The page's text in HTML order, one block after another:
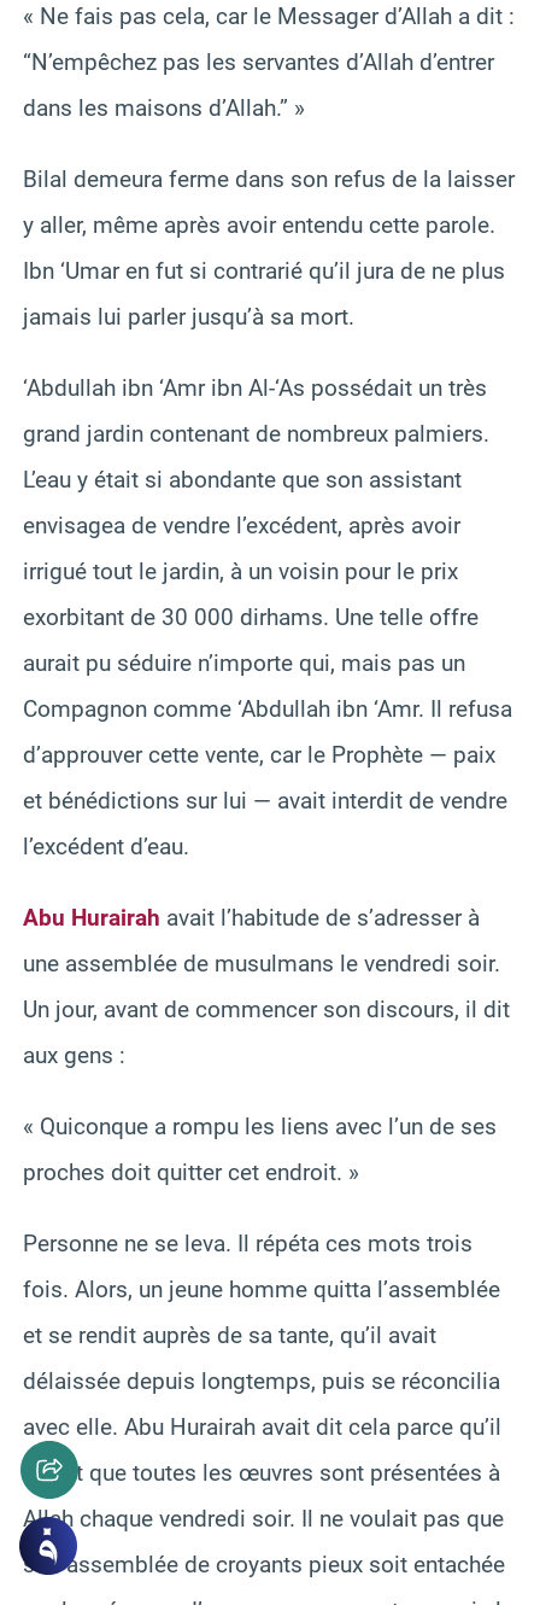
« Ne fais pas cela, car le Messager d’Allah a dit :
“N’empêchez pas les servantes d’Allah d’entrer
dans les maisons d’Allah.” »
Bilal demeura ferme dans son refus de la laisser
y aller, même après avoir entendu cette parole.
Ibn ‘Umar en fut si contrarié qu’il jura de ne plus
jamais lui parler jusqu’à sa mort.
‘Abdullah ibn ‘Amr ibn Al-‘As possédait un très
grand jardin contenant de nombreux palmiers.
L’eau y était si abondante que son assistant
envisagea de vendre l’excédent, après avoir
irrigué tout le jardin, à un voisin pour le prix
exorbitant de 30 000 dirhams. Une telle offre
aurait pu séduire n’importe qui, mais pas un
Compagnon comme ‘Abdullah ibn ‘Amr. Il refusa
d’approuver cette vente, car le Prophète — paix
et bénédictions sur lui — avait interdit de vendre
l’excédent d’eau.
Abu Hurairah avait l’habitude de s’adresser à
une assemblée de musulmans le vendredi soir.
Un jour, avant de commencer son discours, il dit
aux gens :
« Quiconque a rompu les liens avec l’un de ses
proches doit quitter cet endroit. »
Personne ne se leva. Il répéta ces mots trois
fois. Alors, un jeune homme quitta l’assemblée
et se rendit auprès de sa tante, qu’il avait
délaissée depuis longtemps, puis se réconcilia
avec elle. Abu Hurairah avait dit cela parce qu’il
savait que toutes les œuvres sont présentées à
Allah chaque vendredi soir. Il ne voulait pas que
son assemblée de croyants pieux soit entachée